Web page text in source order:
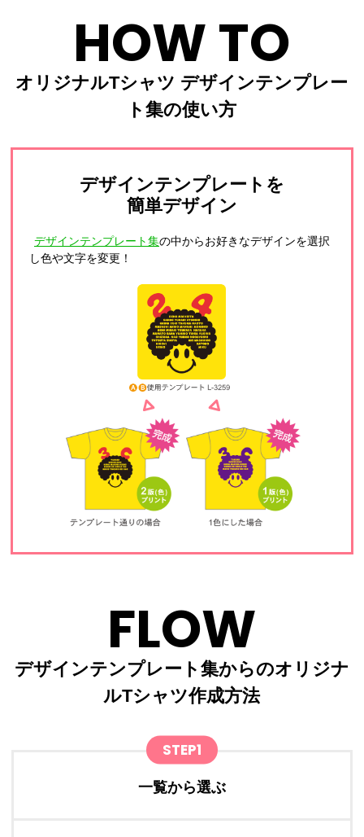
HOW TO
オリジナルTシャツ デザインテンプレー
ト集の使い方
デザインテンプレートを
簡単デザイン
デザインテンプレート集の中からお好きなデザインを選択
し色や文字を変更！
FLOW
デザインテンプレート集からのオリジナ
ルTシャツ作成方法
STEP1
一覧から選ぶ